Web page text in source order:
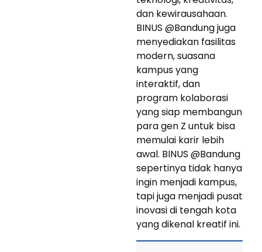
dan kewirausahaan.
BINUS @Bandung juga
menyediakan fasilitas
modern, suasana
kampus yang
interaktif, dan
program kolaborasi
yang siap membangun
para gen Z untuk bisa
memulai karir lebih
awal. BINUS @Bandung
sepertinya tidak hanya
ingin menjadi kampus,
tapi juga menjadi pusat
inovasi di tengah kota
yang dikenal kreatif ini.